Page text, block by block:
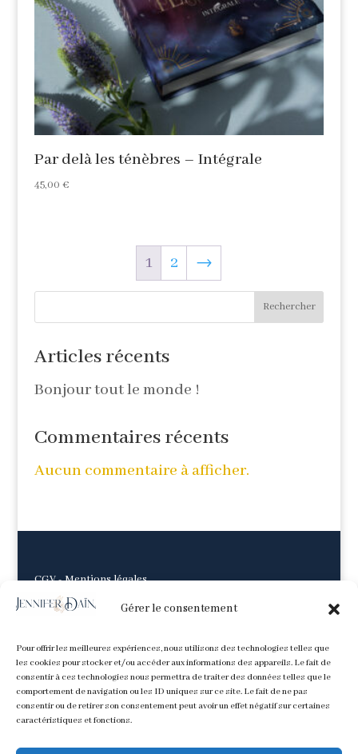
Gérer le consentement
Pour offrir les meilleures expériences, nous utilisons des technologies telles que
les cookies pour stocker et/ou accéder aux informations des appareils. Le fait de
consentir à ces technologies nous permettra de traiter des données telles que le
comportement de navigation ou les ID uniques sur ce site. Le fait de ne pas
consentir ou de retirer son consentement peut avoir un effet négatif sur certaines
caractéristiques et fonctions.
Par delà les ténèbres – Intégrale
45,00 €
1 2 →
Rechercher
Articles récents
Bonjour tout le monde !
Commentaires récents
Aucun commentaire à afficher.
CGV-Mentions légales